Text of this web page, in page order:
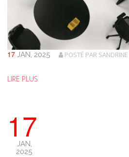
17 JAN, 2025 POSTÉ PAR
LIRE PLUS
17
JAN,
2025